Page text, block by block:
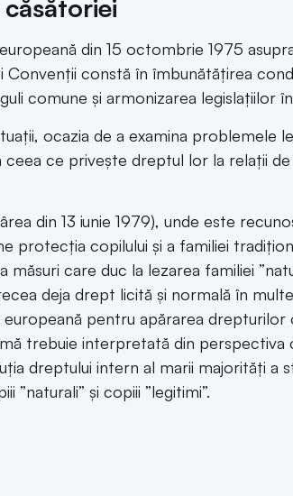
din 15 octombrie 1975
constă în îmbunătățirea
comune și armonizarea legislațiilor
ocazia de a examina problemele
ceea ce privește dreptul lor la relații de
din 13 iunie 1979), unde este
protecția copilului și a familiei
care duc la lezarea familiei
deja drept licită și normală în
pentru apărarea drepturilor
trebuie interpretată din perspectiva
dreptului intern al marii majorități a
și copiii ”legitimi”.